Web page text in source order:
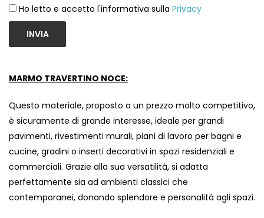
Ho letto e accetto l'informativa sulla Privacy
INVIA
MARMO TRAVERTINO NOCE:
Questo materiale, proposto a un prezzo molto competitivo,
è sicuramente di grande interesse, ideale per grandi
pavimenti, rivestimenti murali, piani di lavoro per bagni e
cucine, gradini o inserti decorativi in ​​spazi residenziali e
commerciali. Grazie alla sua versatilità, si adatta
perfettamente sia ad ambienti classici che
contemporanei, donando splendore e personalità agli spazi.